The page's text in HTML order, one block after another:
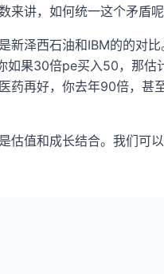
来讲，如何统一这个矛盾
新泽西石油和IBM的的对
果30倍pe买入50，那
药再好，你去年90倍，
估值和成长结合。我们